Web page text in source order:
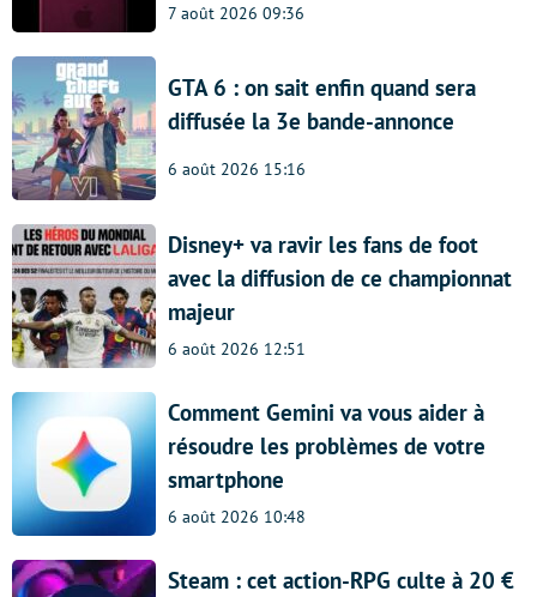
7 août 2026 09:36
GTA 6 : on sait enfin quand sera
diffusée la 3e bande-annonce
6 août 2026 15:16
Disney+ va ravir les fans de foot
avec la diffusion de ce championnat
majeur
6 août 2026 12:51
Comment Gemini va vous aider à
résoudre les problèmes de votre
smartphone
6 août 2026 10:48
Steam : cet action-RPG culte à 20 €